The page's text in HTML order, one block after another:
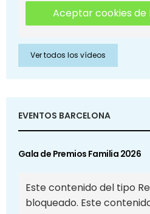
Aceptar cookies de
Ver todos los vídeos
EVENTOS BARCELONA
Gala de Premios Familia 2026
Este contenido del tipo
bloqueado. Este